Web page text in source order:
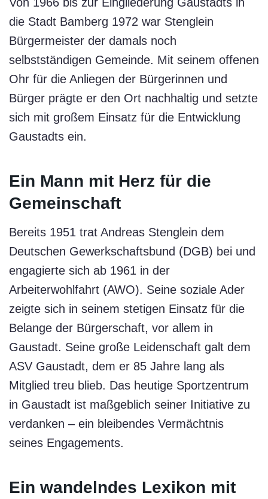
die Stadt Bamberg 1972 war Stenglein
Bürgermeister der damals noch
selbstständigen Gemeinde. Mit seinem offenen
Ohr für die Anliegen der Bürgerinnen und
Bürger prägte er den Ort nachhaltig und setzte
sich mit großem Einsatz für die Entwicklung
Gaustadts ein.
Ein Mann mit Herz für die
Gemeinschaft
Bereits 1951 trat Andreas Stenglein dem
Deutschen Gewerkschaftsbund (DGB) bei und
engagierte sich ab 1961 in der
Arbeiterwohlfahrt (AWO). Seine soziale Ader
zeigte sich in seinem stetigen Einsatz für die
Belange der Bürgerschaft, vor allem in
Gaustadt. Seine große Leidenschaft galt dem
ASV Gaustadt, dem er 85 Jahre lang als
Mitglied treu blieb. Das heutige Sportzentrum
in Gaustadt ist maßgeblich seiner Initiative zu
verdanken – ein bleibendes Vermächtnis
seines Engagements.
Ein wandelndes Lexikon mit